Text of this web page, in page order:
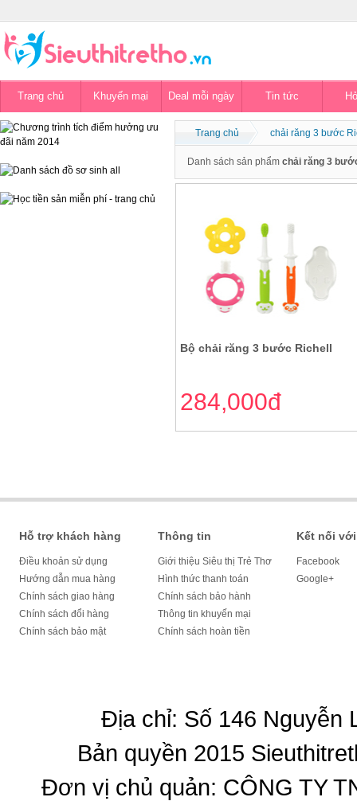
Trang chủ Khuyến mại Deal mỗi ngày Tin tức
Trang chủ chải răng 3 bước
Danh sách sản phẩm chải răng 3
Bộ chải răng 3 bước Richell
284,000đ
Hỗ trợ khách hàng
Điều khoản sử dụng
Hướng dẫn mua hàng
Chính sách giao hàng
Chính sách đổi hàng
Chính sách bảo mật
Thông tin
Giới thiệu Siêu thị Trẻ Thơ
Hình thức thanh toán
Chính sách bảo hành
Thông tin khuyến mại
Chính sách hoàn tiền
Kết nối
Facebook
Google+
Địa chỉ: Số 146 Nguyễn
Bản quyền 2015
Đơn vị chủ quản: CÔNG TY